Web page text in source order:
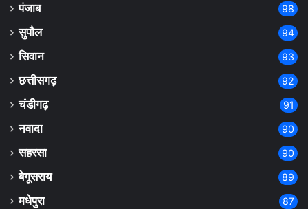
पंजाब 98
सुपौल 94
सिवान 93
छत्तीसगढ़ 92
चंडीगढ़ 91
नवादा 90
सहरसा 90
बेगूसराय 89
मधेपुरा 87